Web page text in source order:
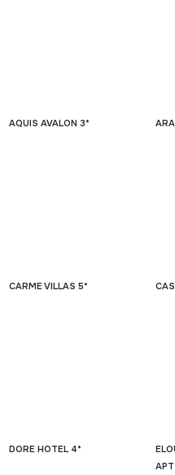
AQUIS AVALON 3*
CARME VILLAS 5*
DORE HOTEL 4*